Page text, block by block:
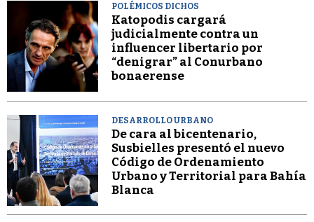
POLÉMICOS DICHOS
Katopodis cargará
judicialmente contra un
influencer libertario por
“denigrar” al Conurbano
bonaerense
DESARROLLO URBANO
De cara al bicentenario,
Susbielles presentó el nuevo
Código de Ordenamiento
Urbano y Territorial para Bahía
Blanca